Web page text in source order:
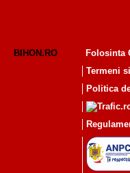
BIHON.RO
Folosinta
Termeni
Politica